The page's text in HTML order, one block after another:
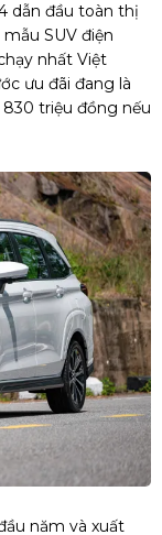
dẫn đầu toàn thị
SUV điện
nhất Việt
ưu đãi đang là
triệu đồng nếu
năm và xuất